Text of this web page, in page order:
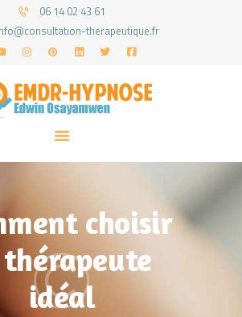
06 14 02 43 61
therapeutique.fr
choisir
idéal
UN RDV